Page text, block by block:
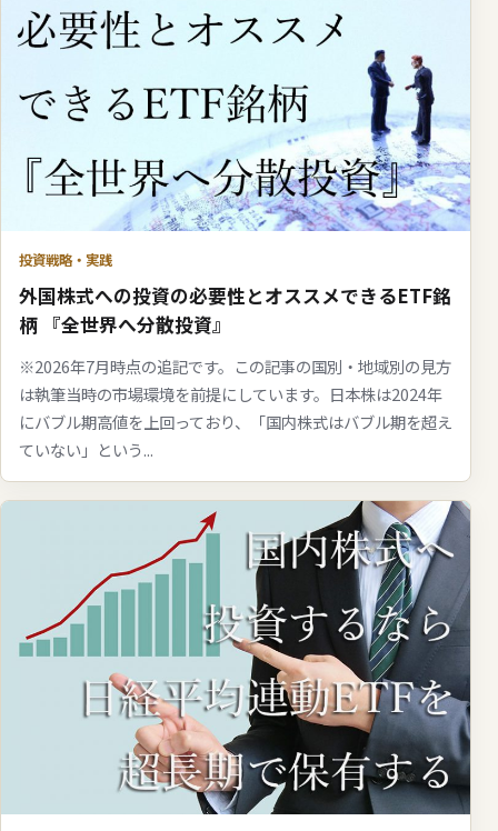
投資戦略・実践
外国株式への投資の必要性とオススメできるETF銘
柄 『全世界へ分散投資』
※2026年7月時点の追記です。この記事の国別・地域別の見方
は執筆当時の市場環境を前提にしています。日本株は2024年
にバブル期高値を上回っており、「国内株式はバブル期を超え
ていない」という...